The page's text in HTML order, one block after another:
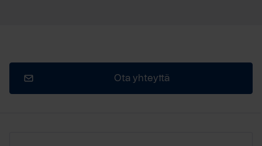
Ota yhteyttä